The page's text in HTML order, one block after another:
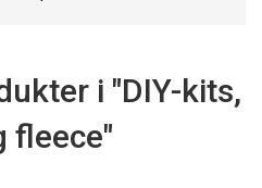
i "DIY-kits,
fleece"